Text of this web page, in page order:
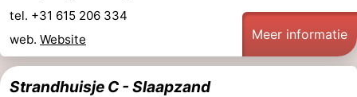
Musea
-
Monumenten
-
tel. +31 615 206 334
web. Website Meer informatie
Strandhuisje C - Slaapzand